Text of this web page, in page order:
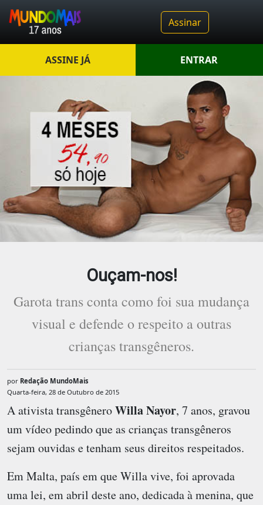
Assinar
ASSINE JÁ ENTRAR
Ouçam-nos!
Garota trans conta como foi sua mudança
visual e defende o respeito a outras
crianças transgêneros.
por Redação MundoMais
Quarta-feira, 28 de Outubro de 2015
A ativista transgêneroWilla Nayor, 7 anos, gravou
um vídeo pedindo que as crianças transgêneros
sejam ouvidas e tenham seus direitos respeitados.
Em Malta, país em que Willa vive, foi aprovada
uma lei, em abril deste ano, dedicada à menina, que